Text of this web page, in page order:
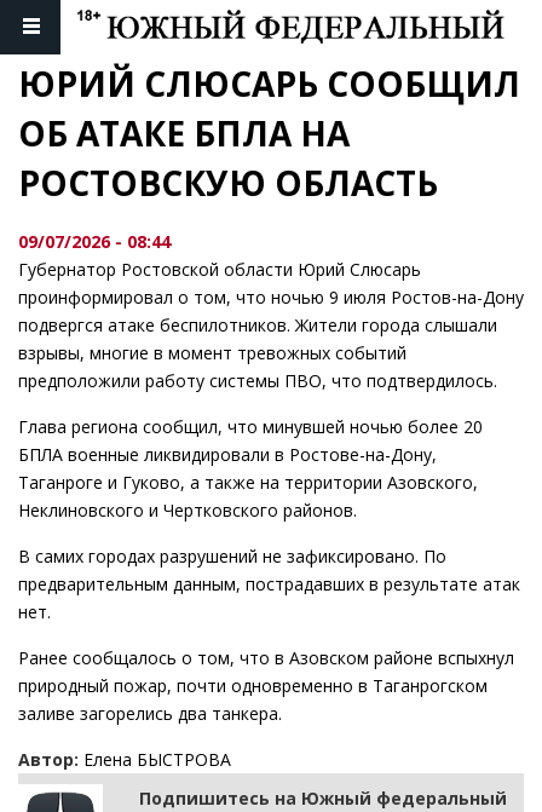
ЮРИЙ СЛЮСАРЬ СООБЩИЛ
ОБ АТАКЕ БПЛА НА
РОСТОВСКУЮ ОБЛАСТЬ
09/07/2026 - 08:44
Губернатор Ростовской области Юрий Слюсарь
проинформировал о том, что ночью 9 июля Ростов-на-Дону
подвергся атаке беспилотников. Жители города слышали
взрывы, многие в момент тревожных событий
предположили работу системы ПВО, что подтвердилось.
Глава региона сообщил, что минувшей ночью более 20
БПЛА военные ликвидировали в Ростове-на-Дону,
Таганроге и Гуково, а также на территории Азовского,
Неклиновского и Чертковского районов.
В самих городах разрушений не зафиксировано. По
предварительным данным, пострадавших в результате атак
нет.
Ранее сообщалось о том, что в Азовском районе вспыхнул
природный пожар, почти одновременно в Таганрогском
заливе загорелись два танкера.
Автор: Елена БЫСТРОВА
Подпишитесь на Южный федеральный